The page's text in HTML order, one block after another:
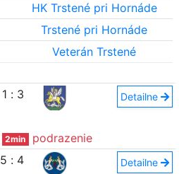
HK Trstené pri Hornáde
Trstené pri Hornáde
Veterán Trstené
1 : 3 Detailne
2min
podrazenie
5 : 4 Detailne